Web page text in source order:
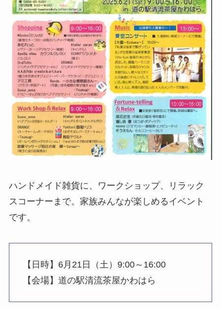
ハンドメイド雑貨に、ワークショップ、リラック
スコーナーまで。家族みんなが楽しめるイベント
です。
【日時】6月21日（土）9:00～16:00
【会場】道の駅清流茶屋かわはら